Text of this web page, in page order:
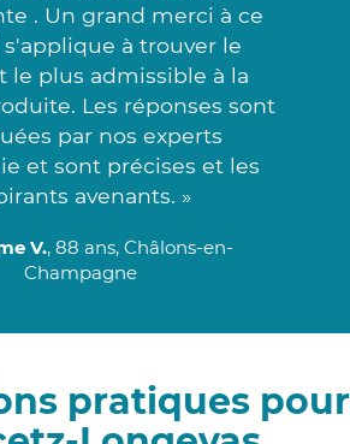
. Un grand merci à ce
à trouver le
le plus admissible à la
Les réponses sont
par nos experts
et sont précises et les
avenants. »
V., 88 ans, Châlons-en-
Champagne
pratiques pour